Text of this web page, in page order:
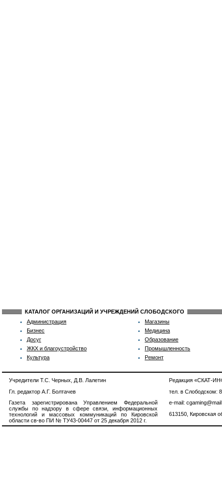
КАТАЛОГ ОРГАНИЗАЦИЙ И УЧРЕЖДЕНИЙ СЛОБОДСКОГО
Администрация
Бизнес
Досуг
ЖКХ и благоустройство
Культура
Магазины
Медицина
Образование
Промышленность
Ремонт
Учредители Т.С. Черных, Д.В. Лалетин
Гл. редактор А.Г. Болтачев
Газета зарегистрирована Управлением Федеральной
службы по надзору в сфере связи, информационных
технологий и массовых коммуникаций по Кировской
области св-во ПИ № ТУ43-00447 от 25 декабря 2012 г.
Редакция «СКАТ-
тел. в Слободском:
e-mail:
613150, Кировская